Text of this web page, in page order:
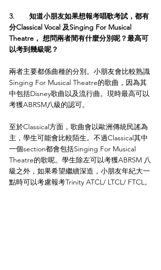
3.	知道小朋友如果想報考唱歌考試，都有
分Classical Vocal 及Singing For Musical
Theatre， 想問兩者間有什麼分別呢？最高可
以考到幾級呢？
兩者主要都係曲種的分別。小朋友會比較熟識
Singing For Musical Theatre的歌曲，因為其
中包括Disney歌曲以及流行曲。現時最高可以
考獲ABRSM八級的認可。
至於Classical方面，歌曲會以歐洲傳統民謠為
主，學生可能會比較陌生。不過Classical其中
一個section都會包括Singing For Musical
Theatre的歌呢。學生除左可以考獲ABRSM 八
級之外，如果希望繼續深造，小朋友年紀大一
點時可以考慮報考Trinity ATCL/ LTCL/ FTCL。